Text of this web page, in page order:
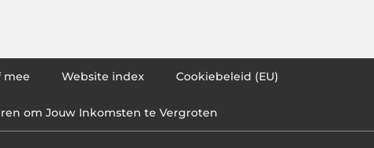
mee Website index Cookiebeleid (EU)
om Jouw Inkomsten te Vergroten